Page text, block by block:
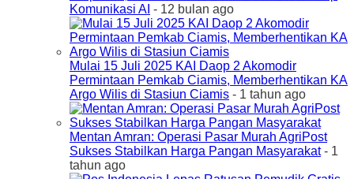
Komunikasi AI - 12 bulan ago
Mulai 15 Juli 2025 KAI Daop 2 Akomodir
Permintaan Pemkab Ciamis, Memberhentikan KA
Argo Wilis di Stasiun Ciamis - 1 tahun ago
Mentan Amran: Operasi Pasar Murah AgriPost
Sukses Stabilkan Harga Pangan Masyarakat- 1
tahun ago